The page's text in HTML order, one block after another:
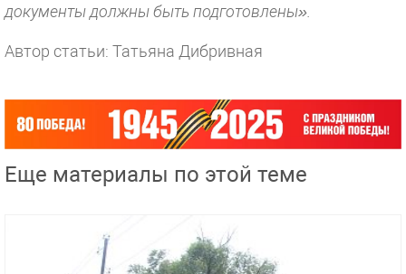
документы должны быть подготовлены».
Автор статьи: Татьяна Дибривная
Еще материалы по этой теме